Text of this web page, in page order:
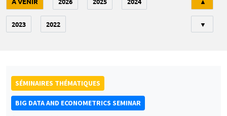
2023 2022 ▼
SÉMINAIRES THÉMATIQUES
BIG DATA AND ECONOMETRICS SEMINAR